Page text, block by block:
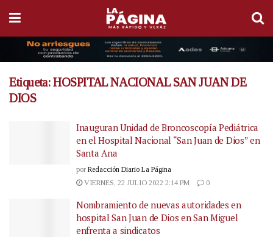
Etiqueta:HOSPITAL NACIONAL SAN JUAN DE
DIOS
Inauguran Unidad de Broncoscopía Pediátrica
en el Hospital Nacional “San Juan de Dios” en
Santa Ana
por Redacción Diario La Página
VIERNES, 22 JULIO 2022 2:14 PM
0
Nombramiento de nuevas autoridades en
hospital San Juan de Dios en San Miguel
enfrenta a sindicatos